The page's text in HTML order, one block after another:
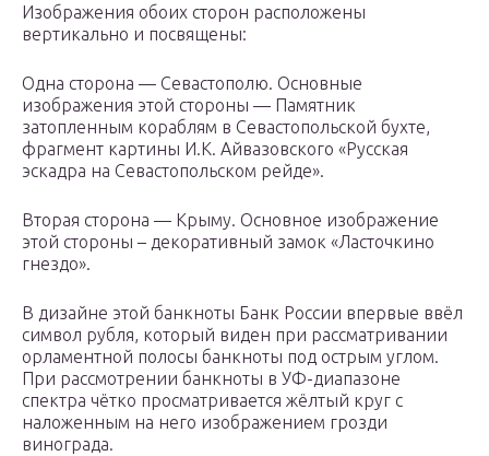
Изображения обоих сторон расположены
вертикально и посвящены:
Одна сторона — Севастополю. Основные
изображения этой стороны — Памятник
затопленным кораблям в Севастопольской бухте,
фрагмент картины И.К. Айвазовского «Русская
эскадра на Севастопольском рейде».
Вторая сторона — Крыму. Основное изображение
этой стороны – декоративный замок «Ласточкино
гнездо».
В дизайне этой банкноты Банк России впервые ввёл
символ рубля, который виден при рассматривании
орламентной полосы банкноты под острым углом.
При рассмотрении банкноты в УФ-диапазоне
спектра чётко просматривается жёлтый круг с
наложенным на него изображением грозди
винограда.